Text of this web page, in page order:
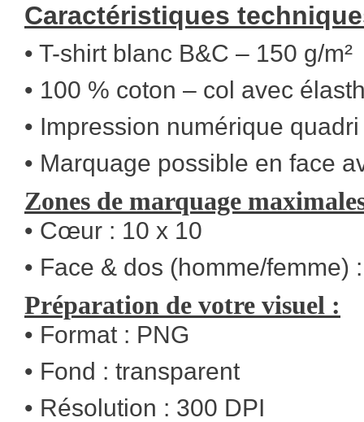
Caractéristiques
• T-shirt blanc B&C – 150 g/m²
• 100 % coton – col avec
• Impression numérique
• Marquage possible en face
Zones de marquage
• Cœur : 10 x 10
• Face & dos (homme/femme)
Préparation de votre visuel :
• Format : PNG
• Fond : transparent
• Résolution : 300 DPI